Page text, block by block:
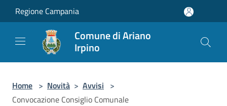
Salta al contenuto principale
Regione Campania
Comune di Ariano
Irpino
Home > Novità > Avvisi >
Convocazione Consiglio Comunale